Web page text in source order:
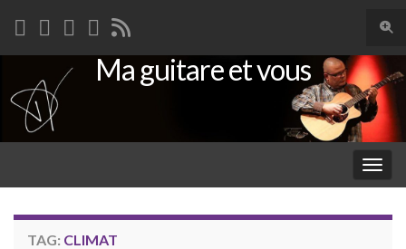
Search for:
Ma guitare et vous
TAG: CLIMAT